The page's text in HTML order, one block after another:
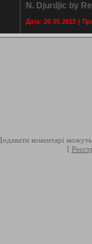
N. Djurdjic by
Дата: 26.05.2015 |
коментарі можуть
[